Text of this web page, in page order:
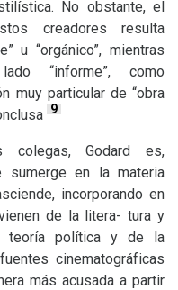
No obstante, el
creadores resulta
u “orgánico”, mientras
“informe”, como
muy particular de “obra
9
Godard es,
sumerge en la materia
incorporando en
de la litera- tura y
teoría política y de la
cinematográficas
más acusada a partir